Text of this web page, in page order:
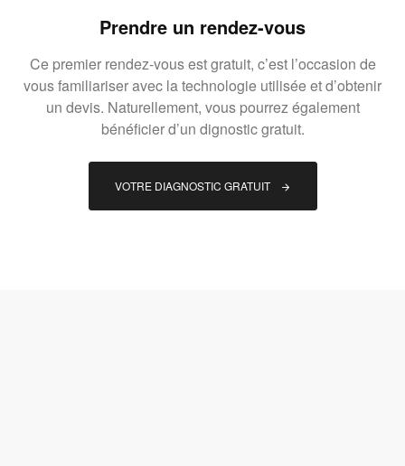
Prendre un rendez-vous
Ce premier rendez-vous est gratuit, c’est l’occasion de
vous familiariser avec la technologie utilisée et d’obtenir
un devis. Naturellement, vous pourrez également
bénéficier d’un dignostic gratuit.
VOTRE DIAGNOSTIC GRATUIT